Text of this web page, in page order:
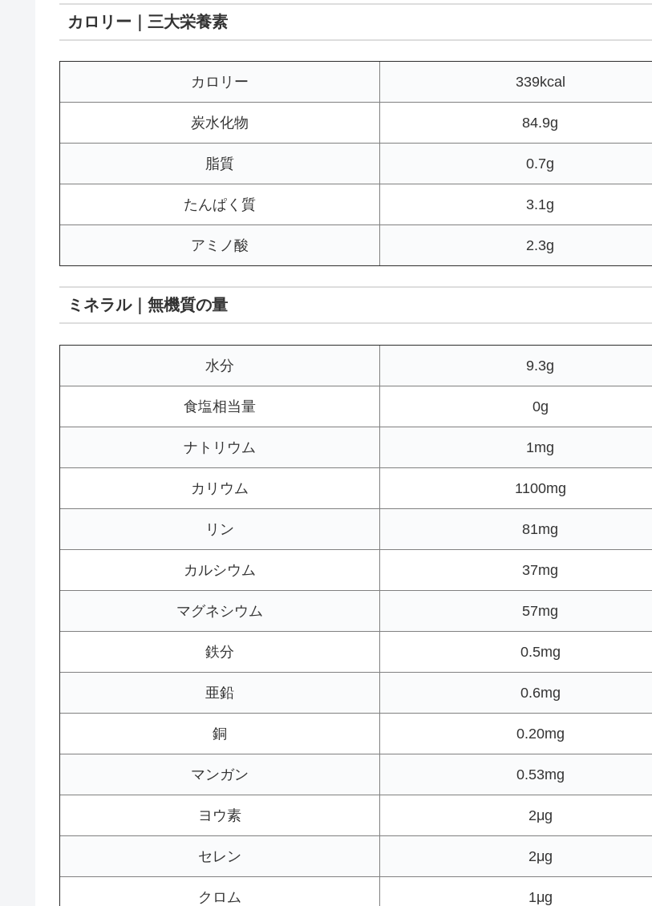
カロリー｜三大栄養素
カロリー 339kcal
炭水化物 84.9g
脂質 0.7g
たんぱく質 3.1g
アミノ酸 2.3g
ミネラル｜無機質の量
水分 9.3g
食塩相当量 0g
ナトリウム 1mg
カリウム 1100mg
リン 81mg
カルシウム 37mg
マグネシウム 57mg
鉄分 0.5mg
亜鉛 0.6mg
銅 0.20mg
マンガン 0.53mg
ヨウ素 2μg
セレン 2μg
クロム 1μg